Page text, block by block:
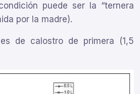
puede ser la “ternera
por la madre).
de calostro de primera (1,5